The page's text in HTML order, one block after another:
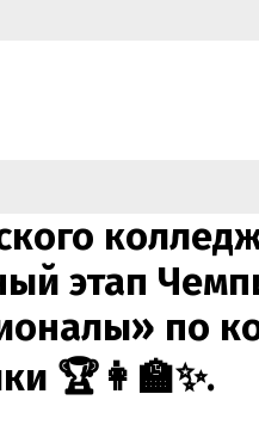
этап
по
🏆👩🏫✨.